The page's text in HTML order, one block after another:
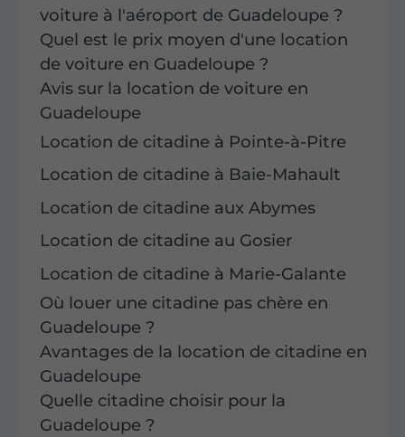
voiture à l'aéroport de Guadeloupe ?
Quel est le prix moyen d'une location
de voiture en Guadeloupe ?
Avis sur la location de voiture en
Guadeloupe
Location de citadine à Pointe-à-Pitre
Location de citadine à Baie-Mahault
Location de citadine aux Abymes
Location de citadine au Gosier
Location de citadine à Marie-Galante
Où louer une citadine pas chère en
Guadeloupe ?
Avantages de la location de citadine en
Guadeloupe
Quelle citadine choisir pour la
Guadeloupe ?